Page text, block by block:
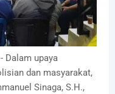
- Dalam upaya
dan masyarakat,
Sinaga, S.H.,